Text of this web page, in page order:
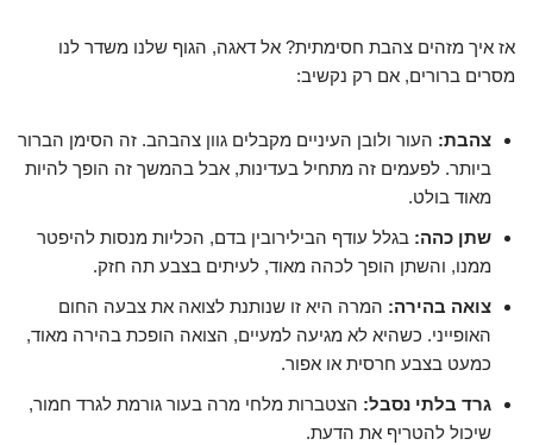
אז איך מזהים צהבת חסימתית? אל דאגה, הגוף שלנו משדר לנו
מסרים ברורים, אם רק נקשיב:
צהבת: העור ולובן העיניים מקבלים גוון צהבהב. זה הסימן הברור
ביותר. לפעמים זה מתחיל בעדינות, אבל בהמשך זה הופך להיות
מאוד בולט.
שתן כהה: בגלל עודף הבילירובין בדם, הכליות מנסות להיפטר
ממנו, והשתן הופך לכהה מאוד, לעיתים בצבע תה חזק.
צואה בהירה: המרה היא זו שנותנת לצואה את צבעה החום
האופייני. כשהיא לא מגיעה למעיים, הצואה הופכת בהירה מאוד,
כמעט בצבע חרסית או אפור.
גרד בלתי נסבל: הצטברות מלחי מרה בעור גורמת לגרד חמור,
שיכול להטריף את הדעת.